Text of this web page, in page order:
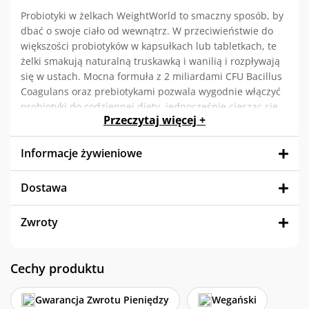
Probiotyki w żelkach WeightWorld to smaczny sposób, by
dbać o swoje ciało od wewnątrz. W przeciwieństwie do
większości probiotyków w kapsułkach lub tabletkach, te
żelki smakują naturalną truskawką i wanilią i rozpływają
się w ustach. Mocna formuła z 2 miliardami CFU Bacillus
Coagulans oraz prebiotykami pozwala wygodnie włączyć
probiotyki do codziennej diety, jednocześnie ciesząc się
pysznym smakiem.
Każde opakowanie zawiera 90 żelek, co wystarcza na 45
dni suplementacji (2 żelki dziennie). Suplement jest
Dlaczego warto wybrać Probiotyki w Żelkach
WeightWorld?
lat doświadczenia gwarantuje najwyższą jakość
wszystkich suplementów i produktów, opracowanych z
naturalnych składników i bez GMO. Tysiące klientów w
Przeczytaj więcej +
Informacje żywieniowe
Dostawa
Zwroty
Cechy produktu
Gwarancja Zwrotu Pieniędzy Wegański